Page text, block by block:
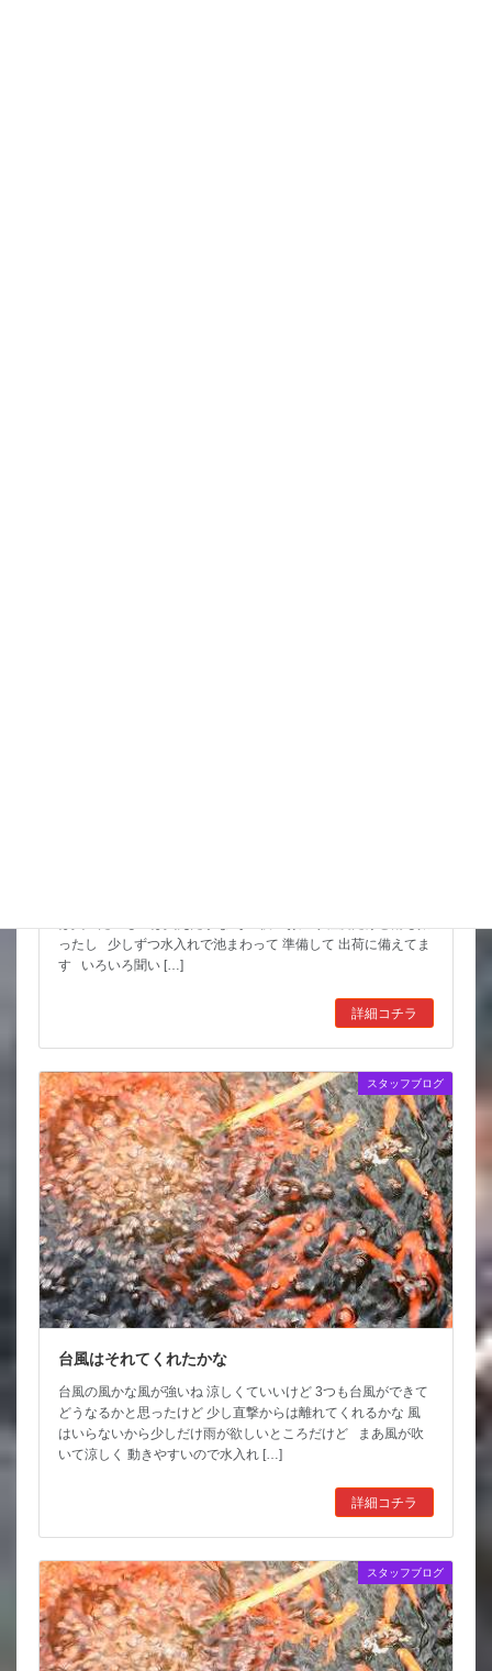
ったし 少しずつ水入れで池まわって 準備して 出荷に備えてま
す いろいろ聞い […]
詳細コチラ
スタッフブログ
台風はそれてくれたかな
台風の風かな風が強いね 涼しくていいけど 3つも台風ができて
どうなるかと思ったけど 少し直撃からは離れてくれるかな 風
はいらないから少しだけ雨が欲しいところだけど まあ風が吹
いて涼しく 動きやすいので水入れ […]
詳細コチラ
スタッフブログ